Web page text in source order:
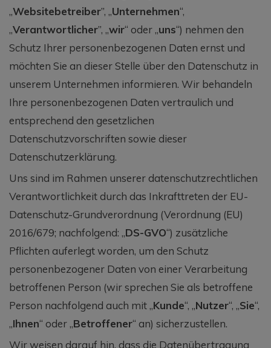
„Websitebetreiber”, „Unternehmen“,
„Verantwortlicher”, „wir“ oder „uns“) nehmen den
Schutz Ihrer personenbezogenen Daten ernst und
möchten Sie an dieser Stelle über den Datenschutz in
unserem Unternehmen informieren. Wir behandeln
Ihre personenbezogenen Daten vertraulich und
entsprechend den gesetzlichen
Datenschutzvorschriften sowie dieser
Datenschutzerklärung.
Uns sind im Rahmen unserer datenschutzrechtlichen
Verantwortlichkeit durch das Inkrafttreten der EU-
Datenschutz-Grundverordnung (Verordnung (EU)
2016/679; nachfolgend: „DS-GVO“) zusätzliche
Pflichten auferlegt worden, um den Schutz
personenbezogener Daten von einer Verarbeitung
betroffenen Person (wir sprechen Sie als betroffene
Person nachfolgend auch mit „Kunde“, „Nutzer“, „Sie“,
„Ihnen“ oder „Betroffener“ an) sicherzustellen.
Wir weisen darauf hin, dass die Datenübertragung